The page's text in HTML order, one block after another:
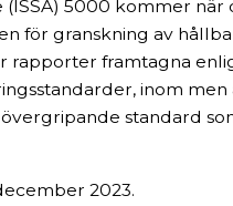
(ISSA) 5000 kommer
för granskning av
rapporter framtagna
inom men
standard
2023.